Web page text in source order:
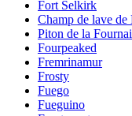
Fort Selkirk
Champ de lave de
Piton de la
Fourpeaked
Fremrinamur
Frosty
Fuego
Fueguino